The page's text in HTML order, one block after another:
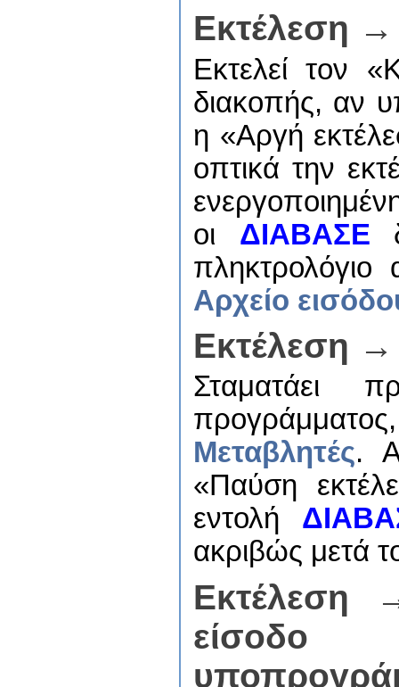
Εκτέλεση →
Εκτελεί τον
διακοπής, αν
η «Αργή
οπτικά την
οι ΔΙΑΒΑΣΕ
πληκτρολόγιο
Αρχείο
Εκτέλεση
Σταματάει
Μεταβλητές.
«Παύση
εντολή
ακριβώς μετά